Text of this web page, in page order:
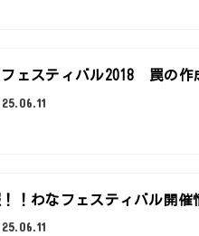
フェスティバル2018 罠の作
！わなフェスティバル開催